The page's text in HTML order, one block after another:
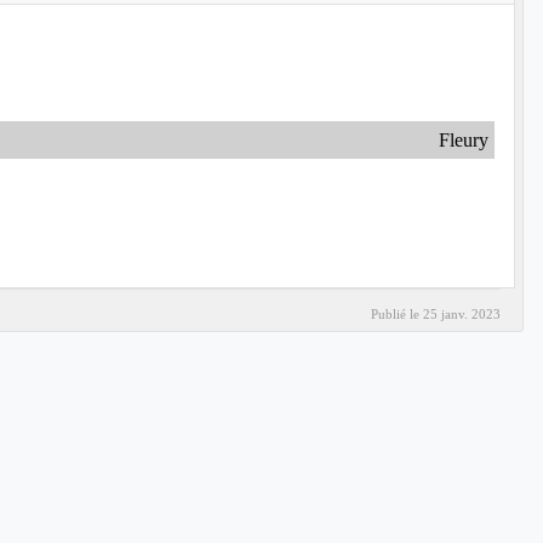
Fleury
Publié le 25 janv. 2023